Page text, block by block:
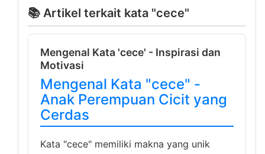
📚 Artikel terkait kata "cece"
Mengenal Kata 'cece' - Inspirasi dan
Motivasi
Mengenal Kata "cece" -
Anak Perempuan Cicit yang
Cerdas
Kata "cece" memiliki makna yang unik